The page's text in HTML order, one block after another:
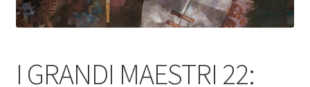
I GRANDI MAESTRI 22: